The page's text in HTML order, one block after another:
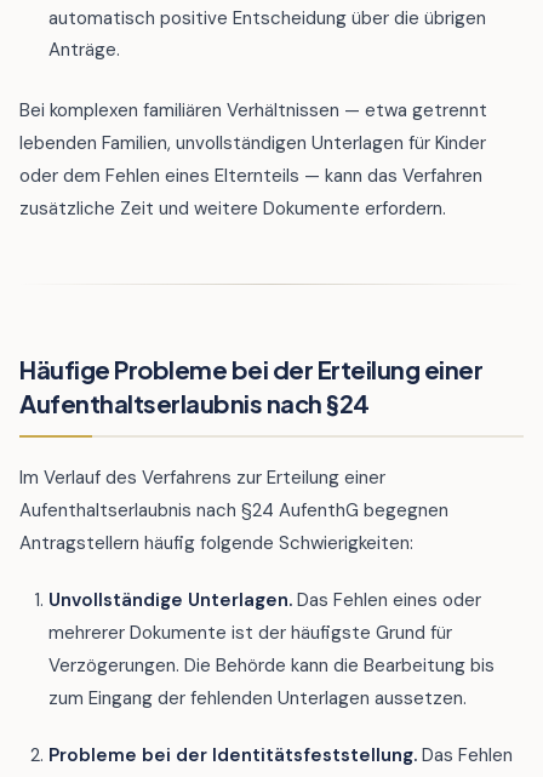
automatisch positive Entscheidung über die übrigen
Anträge.
Bei komplexen familiären Verhältnissen — etwa getrennt
lebenden Familien, unvollständigen Unterlagen für Kinder
oder dem Fehlen eines Elternteils — kann das Verfahren
zusätzliche Zeit und weitere Dokumente erfordern.
Häufige Probleme bei der Erteilung einer
Aufenthaltserlaubnis nach §24
Im Verlauf des Verfahrens zur Erteilung einer
Aufenthaltserlaubnis nach §24 AufenthG begegnen
Antragstellern häufig folgende Schwierigkeiten:
Unvollständige Unterlagen. Das Fehlen eines oder
mehrerer Dokumente ist der häufigste Grund für
Verzögerungen. Die Behörde kann die Bearbeitung bis
zum Eingang der fehlenden Unterlagen aussetzen.
Probleme bei der Identitätsfeststellung. Das Fehlen